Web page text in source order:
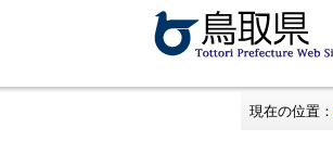
現在の位置：